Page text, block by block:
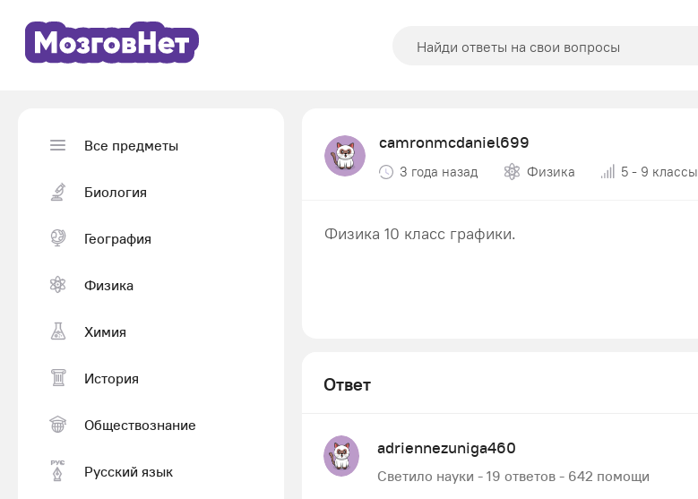
Все предметы
Биология
География
Физика
Химия
История
Обществознание
Русский язык
camronmcdaniel699
3 года назад Физика 5 - 9 классы
Физика 10 класс графики.
Ответ
adriennezuniga460
Светило науки - 19 ответов - 642 помощи